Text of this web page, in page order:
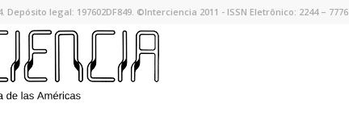
Depósito legal: 197602DF849. ©Interciencia 2011 - ISSN Eletrônico: 2244 – 7776